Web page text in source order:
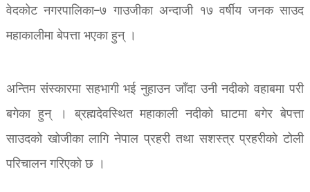
वेदकोट नगरपालिका–७ गाउजीका अन्दाजी १७ वर्षीय जनक साउद
महाकालीमा बेपत्ता भएका हुन् ।
अन्तिम संस्कारमा सहभागी भई नुहाउन जाँदा उनी नदीको वहाबमा परी
बगेका हुन् । ब्रह्मदेवस्थित महाकाली नदीको घाटमा बगेर बेपत्ता
साउदको खोजीका लागि नेपाल प्रहरी तथा सशस्त्र प्रहरीको टोली
परिचालन गरिएको छ ।